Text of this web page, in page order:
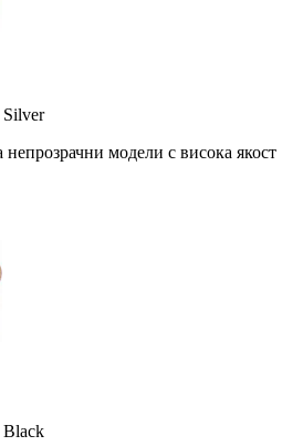
модели с висока якост